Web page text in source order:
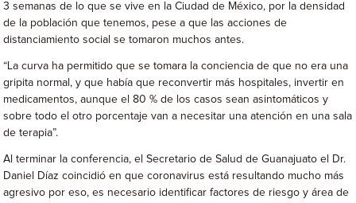
3 semanas de lo que se vive en la Ciudad de México, por la densidad
de la población que tenemos, pese a que las acciones de
distanciamiento social se tomaron muchos antes.
“La curva ha permitido que se tomara la conciencia de que no era una
gripita normal, y que había que reconvertir más hospitales, invertir en
medicamentos, aunque el 80 % de los casos sean asintomáticos y
sobre todo el otro porcentaje van a necesitar una atención en una sala
de terapia”.
Al terminar la conferencia, el Secretario de Salud de Guanajuato el Dr.
Daniel Díaz coincidió en que coronavirus está resultando mucho más
agresivo por eso, es necesario identificar factores de riesgo y área de